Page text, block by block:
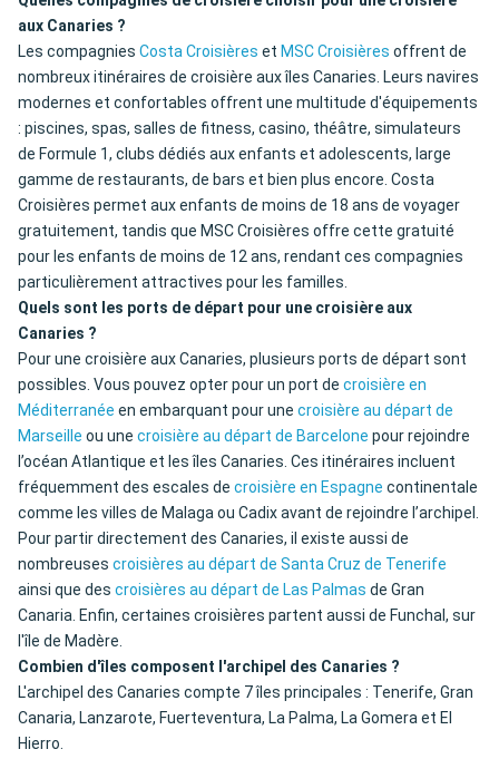
aux Canaries ?
Les compagnies Costa Croisières et MSC Croisières offrent de
nombreux itinéraires de croisière aux îles Canaries. Leurs navires
modernes et confortables offrent une multitude d'équipements
: piscines, spas, salles de fitness, casino, théâtre, simulateurs
de Formule 1, clubs dédiés aux enfants et adolescents, large
gamme de restaurants, de bars et bien plus encore. Costa
Croisières permet aux enfants de moins de 18 ans de voyager
gratuitement, tandis que MSC Croisières offre cette gratuité
pour les enfants de moins de 12 ans, rendant ces compagnies
particulièrement attractives pour les familles.
Quels sont les ports de départ pour une croisière aux
Canaries ?
Pour une croisière aux Canaries, plusieurs ports de départ sont
possibles. Vous pouvez opter pour un port de croisière en
Méditerranée en embarquant pour une croisière au départ de
Marseille ou une croisière au départ de Barcelone pour rejoindre
l’océan Atlantique et les îles Canaries. Ces itinéraires incluent
fréquemment des escales de croisière en Espagne continentale
comme les villes de Malaga ou Cadix avant de rejoindre l’archipel.
Pour partir directement des Canaries, il existe aussi de
nombreuses croisières au départ de Santa Cruz de Tenerife
ainsi que des croisières au départ de Las Palmas de Gran
Canaria. Enfin, certaines croisières partent aussi de Funchal, sur
l'île de Madère.
Combien d'îles composent l'archipel des Canaries ?
L'archipel des Canaries compte 7 îles principales : Tenerife, Gran
Canaria, Lanzarote, Fuerteventura, La Palma, La Gomera et El
Hierro.